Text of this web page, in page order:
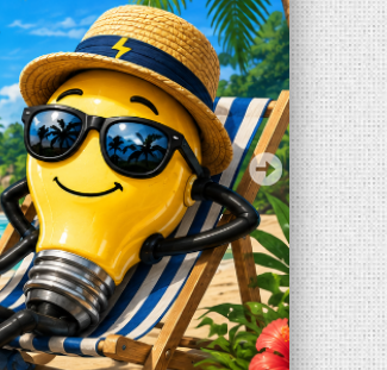
Technologii
w ZSE
Tesla model
też VW eGolf.